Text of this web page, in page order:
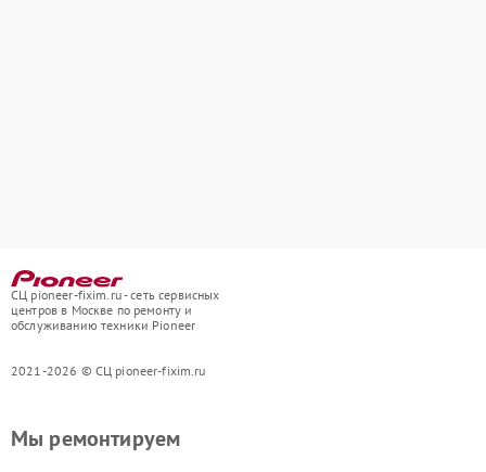
СЦ pioneer-fixim.ru - сеть сервисных
центров в Москве по ремонту и
обслуживанию техники Pioneer
2021-2026 © СЦ pioneer-fixim.ru
Мы ремонтируем